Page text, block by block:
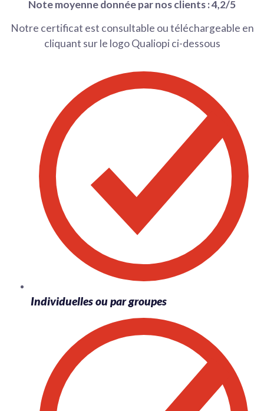
Note moyenne donnée par nos clients : 4,2/5
Notre certificat est consultable ou téléchargeable en
cliquant sur le logo Qualiopi ci-dessous
Individuelles ou par groupes